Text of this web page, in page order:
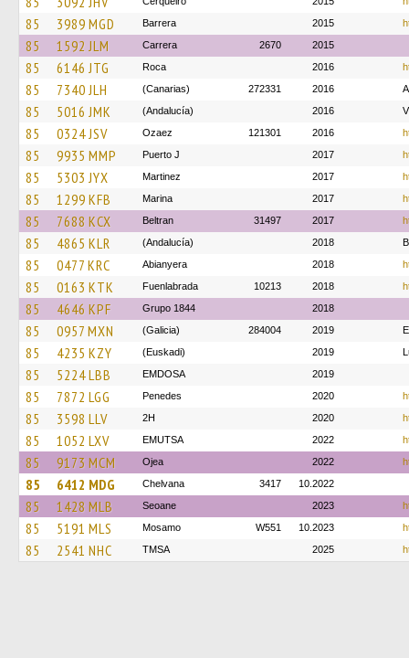
85 3989 MGD Barrera 2015
85 1592 JLM Carrera 2670 2015
85 6146 JTG Roca 2016
85 7340 JLH (Canarias) 272331 2016
85 5016 JMK (Andalucía) 2016
85 0324 JSV Ozaez 121301 2016
85 9935 MMP Puerto J 2017
85 5303 JYX Martinez 2017
85 1299 KFB Marina 2017
85 7688 KCX Beltran 31497 2017
85 4865 KLR (Andalucía) 2018
85 0477 KRC Abianyera 2018
85 0163 KTK Fuenlabrada 10213 2018
85 4646 KPF Grupo 1844 2018
85 0957 MXN (Galicia) 284004 2019
85 4235 KZY (Euskadi) 2019
85 5224 LBB EMDOSA 2019
85 7872 LGG Penedes 2020
85 3598 LLV 2H 2020
85 1052 LXV EMUTSA 2022
85 9173 MCM Ojea 2022
85 6412 MDG Chelvana 3417 10.2022
85 1428 MLB Seoane 2023
85 5191 MLS Mosamo W551 10.2023
85 2541 NHC TMSA 2025